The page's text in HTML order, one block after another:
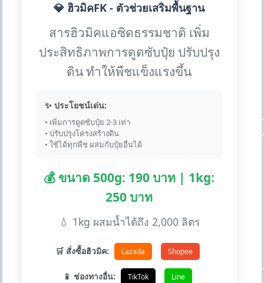
💎 ฮิวมิคFK - ตัวช่วยเสริมพื้นฐาน
สารฮิวมิคแอซิดธรรมชาติ เพิ่ม
ประสิทธิภาพการดูดซับปุ๋ย ปรับปรุง
ดิน ทำให้พืชแข็งแรงขึ้น
✨ ประโยชน์เด่น:
• เพิ่มการดูดซับปุ๋ย 2-3 เท่า
• ปรับปรุงโครงสร้างดิน
• ใช้ได้ทุกพืช ผสมกับปุ๋ยอื่นได้
💰 ขนาด 500g: 190 บาท | 1kg:
250 บาท
💧 1kg ผสมน้ำได้ถึง 2,000 ลิตร
🛒 สั่งซื้อฮิวมิค: Lazada Shopee
📱 ช่องทางอื่น: TikTok Line